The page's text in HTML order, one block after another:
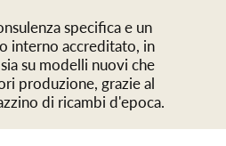
specifica e un
interno accreditato, in
su modelli nuovi che
produzione, grazie al
di ricambi d'epoca.